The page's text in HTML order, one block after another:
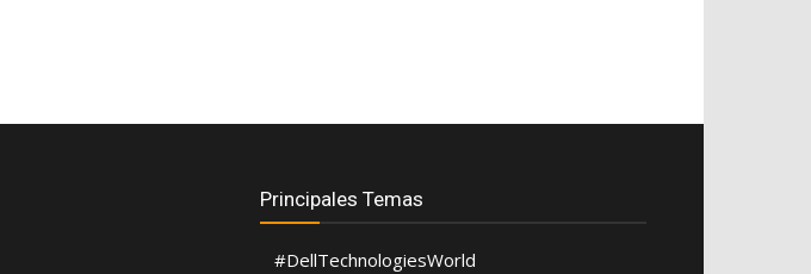
Principales Temas
#DellTechnologiesWorld